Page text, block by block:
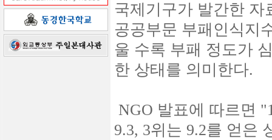
국제기구가 발간한
공공부문 부패인식지
울 수록 부패 정도가
한 상태를 의미한다.
NGO 발표에 따르면
9.3, 3위는 9.2를 얻은